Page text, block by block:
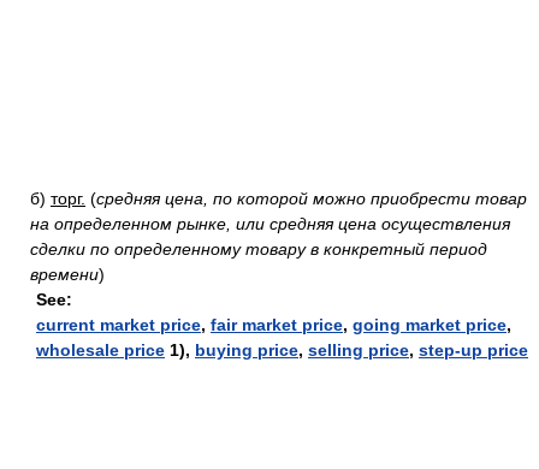
б) торг. (средняя цена, по которой можно приобрести товар
на определенном рынке, или средняя цена осуществления
сделки по определенному товару в конкретный период
времени)
See:
current market price, fair market price, going market price,
wholesale price 1), buying price, selling price, step-up price